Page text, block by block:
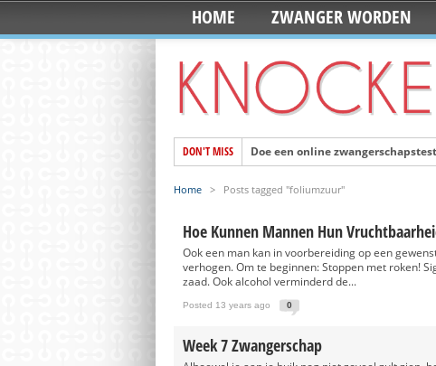
HOME ZWANGER WORDEN
DON'T MISS Doe een online
Ontwerp je eigen 3D printed
Vandaag is Wereld Schoolmelkdag
Zoon van Kate en William geboren
Handige webshop: Mini&Co.
Mooi en ook nog fairtrade: Deze
Home > Posts tagged "foliumzuur"
Hoe Kunnen Mannen Hun
Ook een man kan in voorbereiding op een
verhogen. Om te beginnen: Stoppen met roken!
zaad. Ook alcohol verminderd de...
Posted 13 years ago 0
Week 7 Zwangerschap